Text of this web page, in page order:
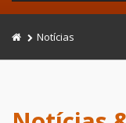
Notícias